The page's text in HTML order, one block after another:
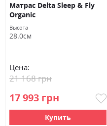
Матрас Delta Sleep & Fly
Organic
Высота
28.0см
Цена:
17 993 грн
21 168 грн
Купить